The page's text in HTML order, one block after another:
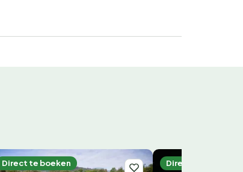
Direct te boeken Direct te boeken